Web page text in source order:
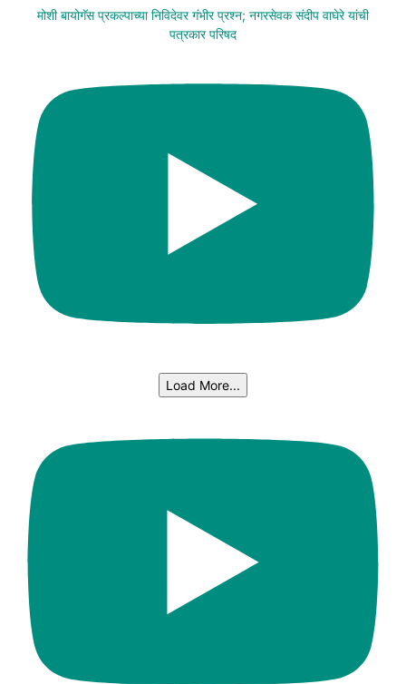
मोशी बायोगॅस प्रकल्पाच्या निविदेवर गंभीर प्रश्न; नगरसेवक संदीप वाघेरे यांची
पत्रकार परिषद
Load More...